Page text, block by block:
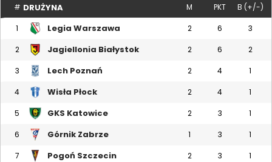
# DRUŻYNA M PKT B (+/-)
1 Legia Warszawa 2 6 3
2 Jagiellonia Białystok 2 6 2
3 Lech Poznań 2 4 1
4 Wisła Płock 2 4 1
5 GKS Katowice 2 3 1
6 Górnik Zabrze 1 3 1
7 Pogoń Szczecin 2 3 1